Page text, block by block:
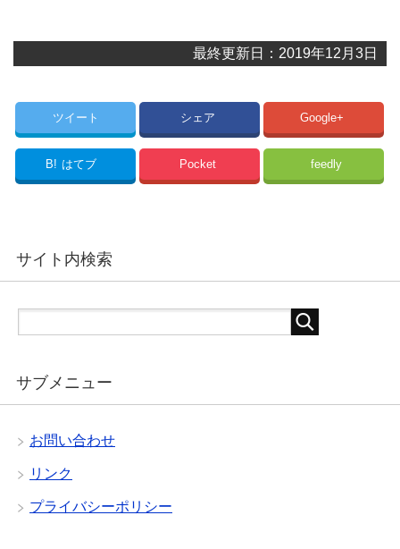
最終更新日：2019年12月3日
ツイート シェア Google+
B! はてブ Pocket feedly
サイト内検索
サブメニュー
お問い合わせ
リンク
プライバシーポリシー